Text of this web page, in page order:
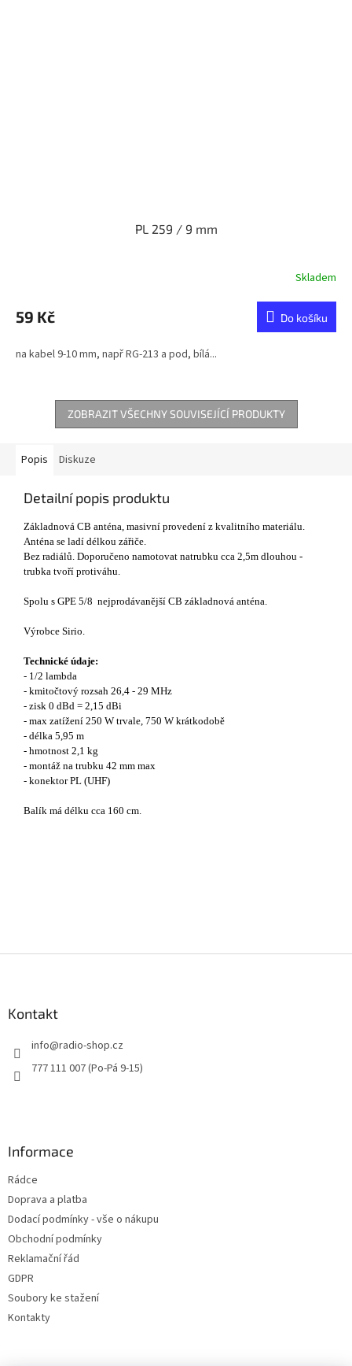
PL 259 / 9 mm
Skladem
59 Kč Do košíku
na kabel 9-10 mm, např RG-213 a pod, bílá...
ZOBRAZIT VŠECHNY SOUVISEJÍCÍ PRODUKTY
Popis Diskuze
Detailní popis produktu
Základnová CB anténa, masivní provedení z kvalitního materiálu.
Anténa se ladí délkou zářiče.
Bez radiálů. Doporučeno namotovat natrubku cca 2,5m dlouhou -
trubka tvoří protiváhu.
Spolu s GPE 5/8 nejprodávanější CB základnová anténa.
Výrobce Sirio.
Technické údaje:
- 1/2 lambda
- kmitočtový rozsah 26,4 - 29 MHz
- zisk 0 dBd = 2,15 dBi
- max zatížení 250 W trvale, 750 W krátkodobě
- délka 5,95 m
- hmotnost 2,1 kg
- montáž na trubku 42 mm max
- konektor PL (UHF)
Balík má délku cca 160 cm.
Kontakt
info@radio-shop.cz
777 111 007 (Po-Pá 9-15)
Informace
Rádce
Doprava a platba
Dodací podmínky - vše o nákupu
Obchodní podmínky
Reklamační řád
GDPR
Soubory ke stažení
Kontakty